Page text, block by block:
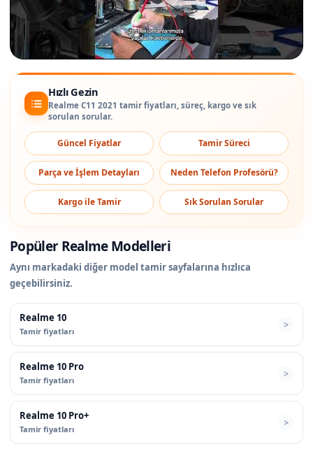
Hızlı Gezin
Realme C11 2021 tamir fiyatları, süreç, kargo ve sık
sorulan sorular.
Güncel Fiyatlar Tamir Süreci
Parça ve İşlem Detayları Neden Telefon Profesörü?
Kargo ile Tamir Sık Sorulan Sorular
Popüler Realme Modelleri
Aynı markadaki diğer model tamir sayfalarına hızlıca
geçebilirsiniz.
Realme 10
Tamir fiyatları
Realme 10 Pro
Tamir fiyatları
Realme 10 Pro+
Tamir fiyatları